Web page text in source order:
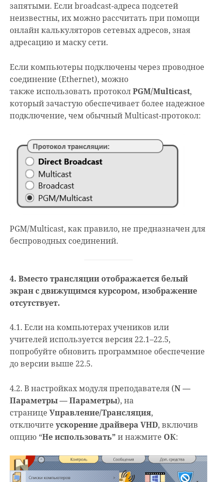
запятыми. Если broadcast-адреса подсетей
неизвестны, их можно рассчитать при помощи
онлайн калькуляторов сетевых адресов, зная
адресацию и маску сети.
Если компьютеры подключены через проводное
соединение (Ethernet), можно
также использовать протоколPGM/Multicast,
который зачастую обеспечивает более надежное
подключение, чем обычный Multicast-протокол:
PGM/Multicast, как правило, не предназначен для
беспроводных соединений.
4. Вместо трансляции отображается белый
экран с движущимся курсором, изображение
отсутствует.
4.1. Если на компьютерах учеников или
учителей используется версия 22.1–22.5,
попробуйте обновить программное обеспечение
до версии выше 22.5.
4.2. В настройках модуля преподавателя (N —
Параметры — Параметры), на
странице Управление/Трансляция,
отключите ускорение драйвера VHD, включив
опцию “Не использовать” и нажмите ОК: